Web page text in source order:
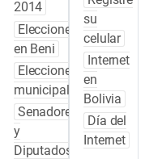
2014
Elecciones
en Beni
Elecciones
municipales
Senadores
y
Diputados
su
celular
Internet
en
Bolivia
Día del
Internet